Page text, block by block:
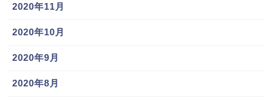
2020年11月
2020年10月
2020年9月
2020年8月